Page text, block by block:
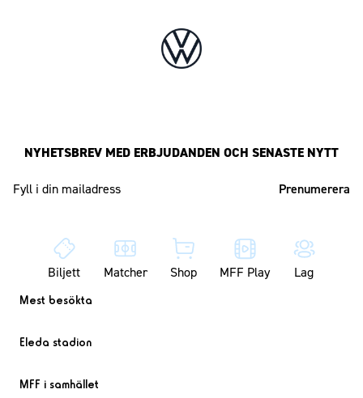
NYHETSBREV MED ERBJUDANDEN OCH SENASTE NYTT
Biljett Matcher Shop MFF Play Lag
Mest besökta
Eleda stadion
MFF i samhället